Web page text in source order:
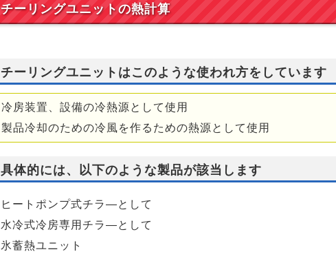
チーリングユニットの熱計算
チーリングユニットはこのような使われ方をしています
冷房装置、設備の冷熱源として使用
製品冷却のための冷風を作るための熱源として使用
具体的には、以下のような製品が該当します
ヒートポンプ式チラ―として
水冷式冷房専用チラ―として
氷蓄熱ユニット